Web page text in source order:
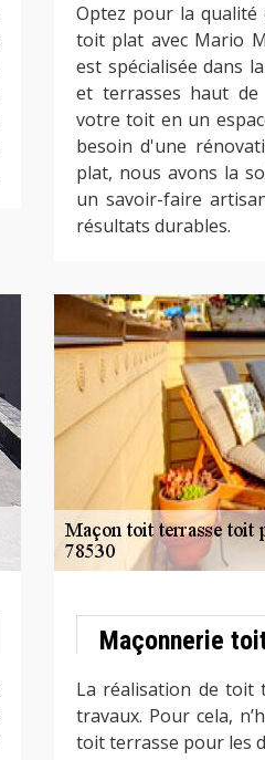
Optez pour la
toit plat avec Mario
est spécialisée dans
et terrasses haut de
votre toit en un
besoin d'une
plat, nous avons la
un savoir-faire
résultats durables.
Maçonnerie
La réalisation de toit
travaux. Pour cela,
toit terrasse pour les